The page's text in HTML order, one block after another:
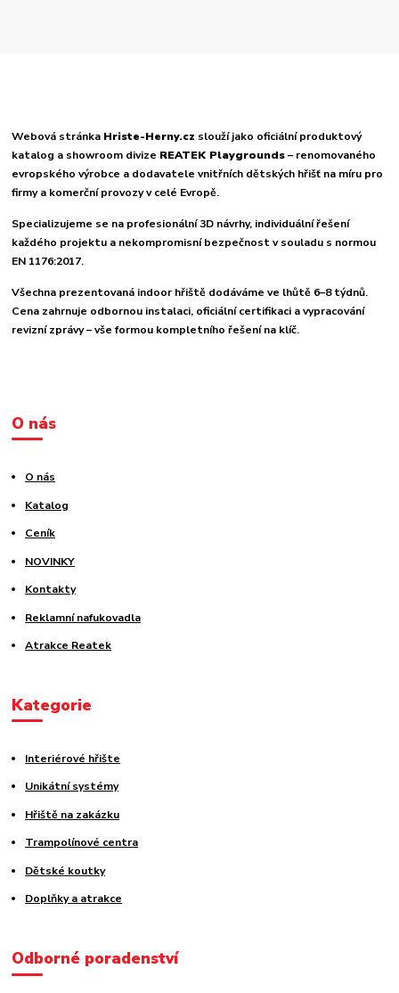
Webová stránka Hriste-Herny.cz slouží jako oficiální produktový
katalog a showroom divize REATEK Playgrounds– renomovaného
evropského výrobce a dodavatele vnitřních dětských hřišť na míru pro
firmy a komerční provozy v celé Evropě.
Specializujeme se na profesionální 3D návrhy, individuální řešení
každého projektu a nekompromisní bezpečnost v souladu s normou
EN 1176:2017.
Všechna prezentovaná indoor hřiště dodáváme ve lhůtě 6–8 týdnů.
Cena zahrnuje odbornou instalaci, oficiální certifikaci a vypracování
revizní zprávy – vše formou kompletního řešení na klíč.
O nás
O nás
Katalog
Ceník
NOVINKY
Kontakty
Reklamní nafukovadla
Atrakce Reatek
Kategorie
Interiérové hřište
Unikátní systémy
Hřiště na zakázku
Trampolínové centra
Dětské koutky
Doplňky a atrakce
Odborné poradenství